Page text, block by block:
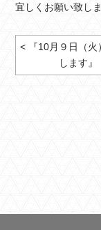
宜しくお願い致しま
< 『10月９日（火
します』